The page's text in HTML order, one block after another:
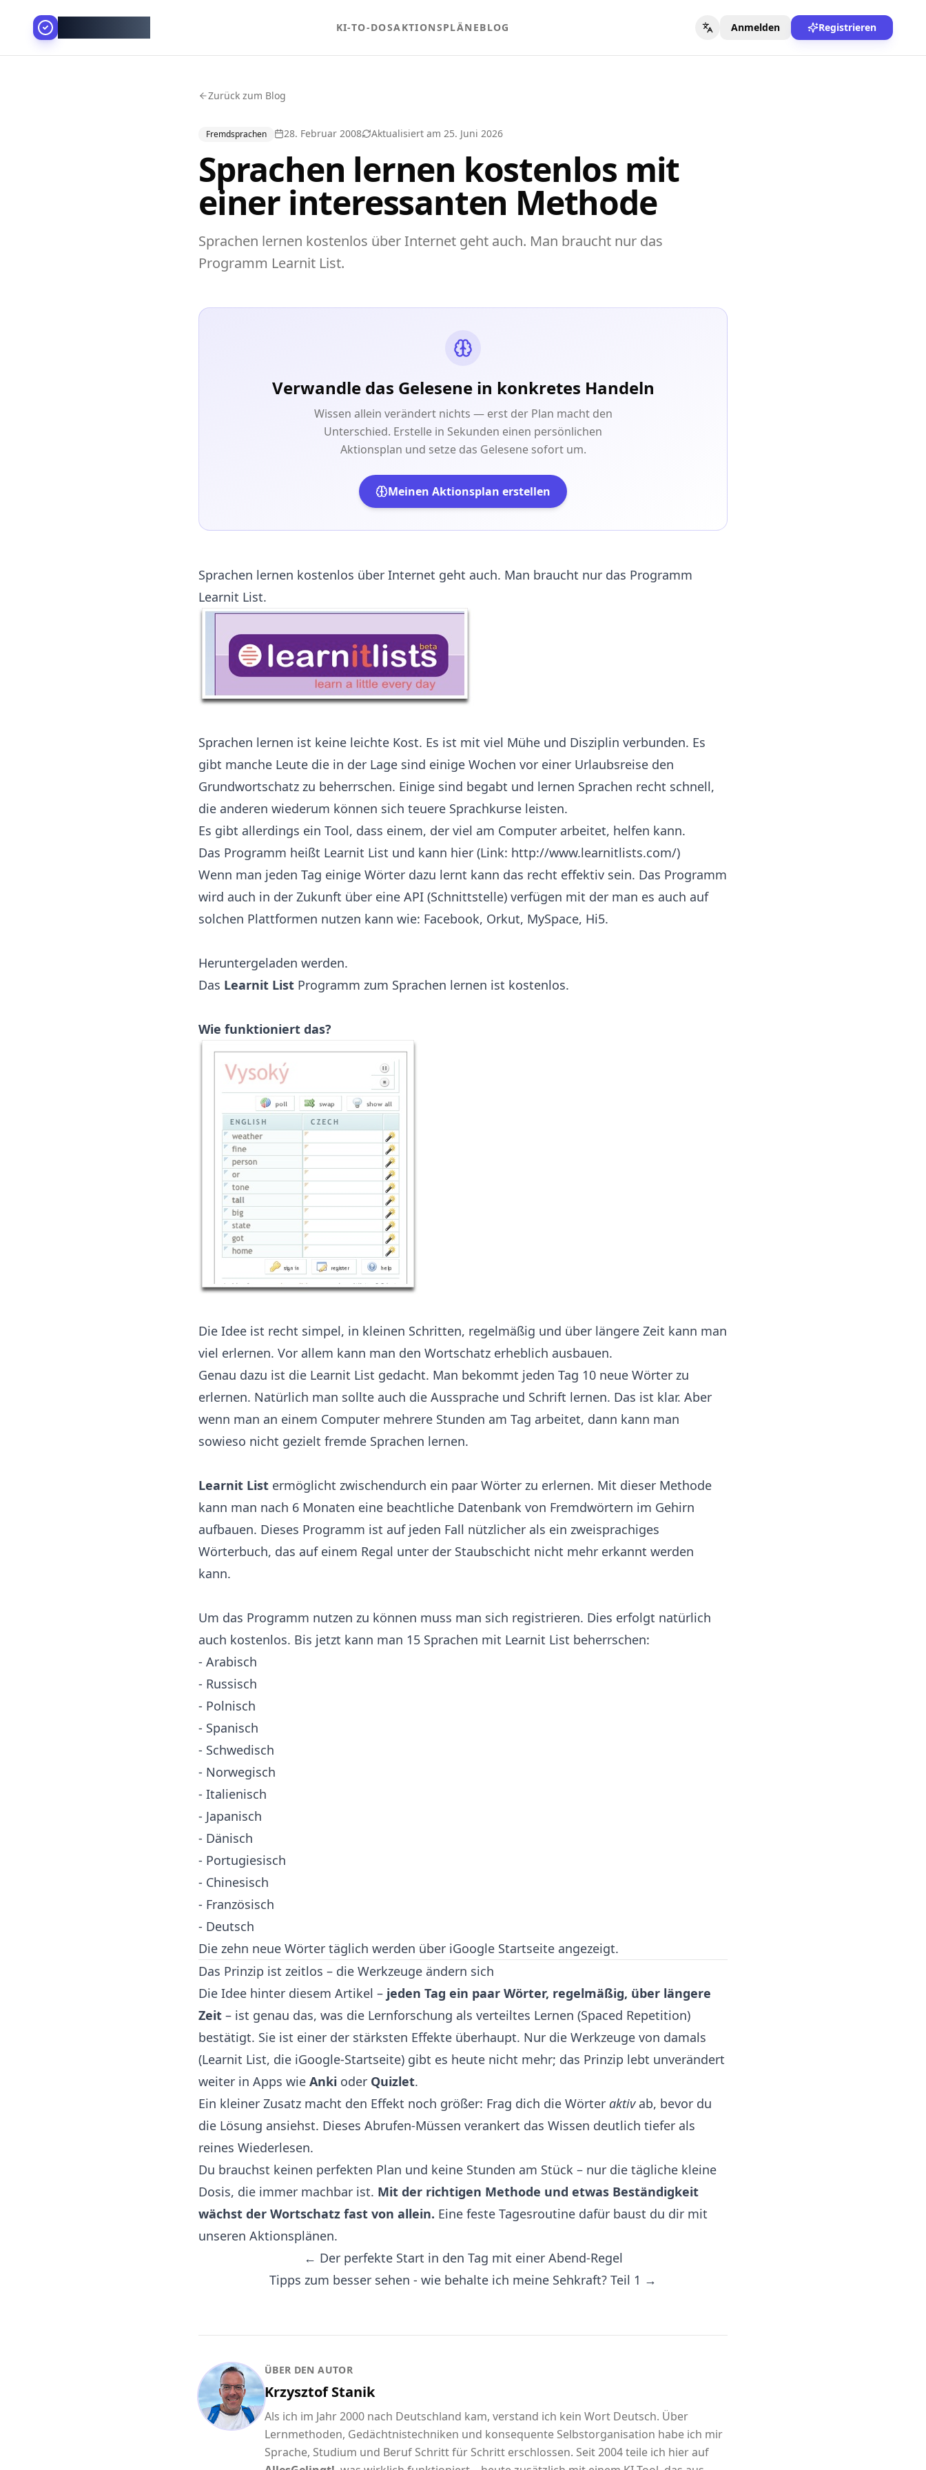
KI-TO-DOSAKTIONSPLÄNEBLOG Anmelden Registrieren
Zurück zum Blog
Fremdsprachen 28. Februar 2008 Aktualisiert am 25. Juni 2026
Sprachen lernen kostenlos mit
einer interessanten Methode
Sprachen lernen kostenlos über Internet geht auch. Man braucht nur das
Programm Learnit List.
Verwandle das Gelesene in konkretes Handeln
Wissen allein verändert nichts — erst der Plan macht den
Unterschied. Erstelle in Sekunden einen persönlichen
Aktionsplan und setze das Gelesene sofort um.
Meinen Aktionsplan erstellen
Sprachen lernen kostenlos über Internet geht auch. Man braucht nur das Programm
Learnit List.
Sprachen lernen ist keine leichte Kost. Es ist mit viel Mühe und Disziplin verbunden. Es
gibt manche Leute die in der Lage sind einige Wochen vor einer Urlaubsreise den
Grundwortschatz zu beherrschen. Einige sind begabt und lernen Sprachen recht schnell,
die anderen wiederum können sich teuere Sprachkurse leisten.
Es gibt allerdings ein Tool, dass einem, der viel am Computer arbeitet, helfen kann.
Das Programm heißt Learnit List und kann hier (Link: http://www.learnitlists.com/)
Wenn man jeden Tag einige Wörter dazu lernt kann das recht effektiv sein. Das Programm
wird auch in der Zukunft über eine API (Schnittstelle) verfügen mit der man es auch auf
solchen Plattformen nutzen kann wie: Facebook, Orkut, MySpace, Hi5.
Heruntergeladen werden.
Das Learnit List Programm zum Sprachen lernen ist kostenlos.
Wie funktioniert das?
Die Idee ist recht simpel, in kleinen Schritten, regelmäßig und über längere Zeit kann man
viel erlernen. Vor allem kann man den Wortschatz erheblich ausbauen.
Genau dazu ist die Learnit List gedacht. Man bekommt jeden Tag 10 neue Wörter zu
erlernen. Natürlich man sollte auch die Aussprache und Schrift lernen. Das ist klar. Aber
wenn man an einem Computer mehrere Stunden am Tag arbeitet, dann kann man
sowieso nicht gezielt fremde Sprachen lernen.
Learnit List ermöglicht zwischendurch ein paar Wörter zu erlernen. Mit dieser Methode
kann man nach 6 Monaten eine beachtliche Datenbank von Fremdwörtern im Gehirn
aufbauen. Dieses Programm ist auf jeden Fall nützlicher als ein zweisprachiges
Wörterbuch, das auf einem Regal unter der Staubschicht nicht mehr erkannt werden
kann.
Um das Programm nutzen zu können muss man sich registrieren. Dies erfolgt natürlich
auch kostenlos. Bis jetzt kann man 15 Sprachen mit Learnit List beherrschen:
- Arabisch
- Russisch
- Polnisch
- Spanisch
- Schwedisch
- Norwegisch
- Italienisch
- Japanisch
- Dänisch
- Portugiesisch
- Chinesisch
- Französisch
- Deutsch
Die zehn neue Wörter täglich werden über iGoogle Startseite angezeigt.
Das Prinzip ist zeitlos – die Werkzeuge ändern sich
Die Idee hinter diesem Artikel – jeden Tag ein paar Wörter, regelmäßig, über längere
Zeit – ist genau das, was die Lernforschung als verteiltes Lernen (Spaced Repetition)
bestätigt. Sie ist einer der stärksten Effekte überhaupt. Nur die Werkzeuge von damals
(Learnit List, die iGoogle-Startseite) gibt es heute nicht mehr; das Prinzip lebt unverändert
weiter in Apps wie Anki oder Quizlet.
Ein kleiner Zusatz macht den Effekt noch größer: Frag dich die Wörter aktivab, bevor du
die Lösung ansiehst. Dieses Abrufen-Müssen verankert das Wissen deutlich tiefer als
reines Wiederlesen.
Du brauchst keinen perfekten Plan und keine Stunden am Stück – nur die tägliche kleine
Dosis, die immer machbar ist. Mit der richtigen Methode und etwas Beständigkeit
wächst der Wortschatz fast von allein. Eine feste Tagesroutine dafür baust du dir mit
unseren Aktionsplänen.
← Der perfekte Start in den Tag mit einer Abend-Regel
Tipps zum besser sehen - wie behalte ich meine Sehkraft? Teil 1 →
ÜBER DEN AUTOR
Krzysztof Stanik
Als ich im Jahr 2000 nach Deutschland kam, verstand ich kein Wort Deutsch. Über
Lernmethoden, Gedächtnistechniken und konsequente Selbstorganisation habe ich mir
Sprache, Studium und Beruf Schritt für Schritt erschlossen. Seit 2004 teile ich hier auf